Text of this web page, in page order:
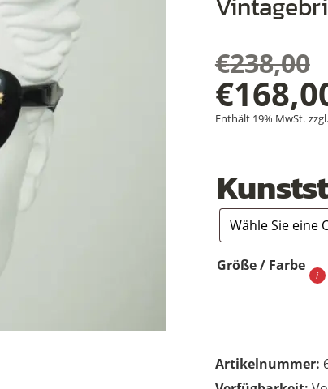
€238,00
Preis
war:
€
ist:
Enthält 19% MwSt. zzgl.
Größe / Farbe
Artikelnummer: